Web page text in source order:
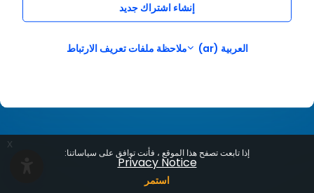
إذا تابعت تصفح هذا الموقع ، فأنت توافق على سياساتنا:
Privacy Notice
استمر
x
إنشاء اشتراك جديد
العربية ‎(ar)‎ ملاحظة ملفات تعريف الارتباط